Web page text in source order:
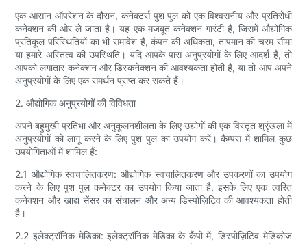
एक आसान ऑपरेशन के दौरान, कनेक्टर्स पुश पुल को एक विश्वसनीय और प्रतिरोधी
कनेक्शन की ओर ले जाता है। यह एक मजबूत कनेक्शन गारंटी है, जिसमें औद्योगिक
प्रतिकूल परिस्थितियों का भी समावेश है, कंपन की अधिकता, तापमान की चरम सीमा
या हमारे अस्तित्व की उपस्थिति। यदि आपके पास अनुप्रयोगों के लिए आदर्श हैं, तो
आपको लगातार कनेक्शन और डिस्कनेक्शन की आवश्यकता होती है, या तो आप अपने
अनुप्रयोगों के लिए एक समर्थन प्राप्त कर सकते हैं।
2. औद्योगिक अनुप्रयोगों की विविधता
अपने बहुमुखी प्रतिभा और अनुकूलनशीलता के लिए उद्योगों की एक विस्तृत श्रृंखला में
अनुप्रयोगों को लागू करने के लिए पुश पुल का उपयोग करें। कैम्पस में शामिल कुछ
उपयोगिताओं में शामिल हैं:
2.1 औद्योगिक स्वचालितकरण: औद्योगिक स्वचालितकरण और उपकरणों का उपयोग
करने के लिए पुश पुल कनेक्टर का उपयोग किया जाता है, इसके लिए एक त्वरित
कनेक्शन और खाद्य सेंसर का संचालन और अन्य डिस्पोज़िटिव की आवश्यकता होती
है।
2.2 इलेक्ट्रॉनिक मेडिका: इलेक्ट्रॉनिक मेडिका के कैंपो में, डिस्पोज़िटिव मेडिकोज